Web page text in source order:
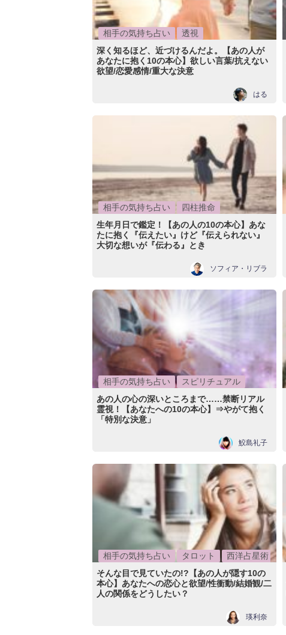
相手の気持ち占い
透視
深く知るほど、近づけるんだよ。【あの人が
あなたに抱く10の本心】欲しい言葉/抗えない
欲望/恋愛感情/重大な決意
はる
相手の気持ち占い
四柱推命
生年月日で鑑定！【あの人の10の本心】あな
たに抱く『伝えたい』けど『伝えられない』
大切な想いが『伝わる』とき
ソフィア・リブラ
相手の気持ち占い
スピリチュアル
あの人の心の深いところまで……禁断リアル
霊視！【あなたへの10の本心】⇒やがて抱く
「特別な決意」
鮫島礼子
相手の気持ち占い タロット
西洋占星術
そんな目で見ていたの!?【あの人が隠す10の
本心】あなたへの恋心と欲望/性衝動/結婚観/二
人の関係をどうしたい？
瑛利奈